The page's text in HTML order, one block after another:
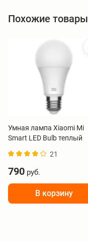
Похожие товары
Умная лампа Xiaomi Mi
Smart LED Bulb теплый
21
790 руб.
В корзину